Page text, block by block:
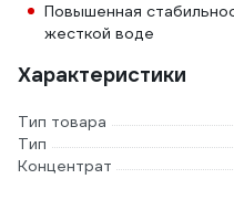
Повышенная
жесткой воде
Характеристики
Тип товара
Тип
Концентрат